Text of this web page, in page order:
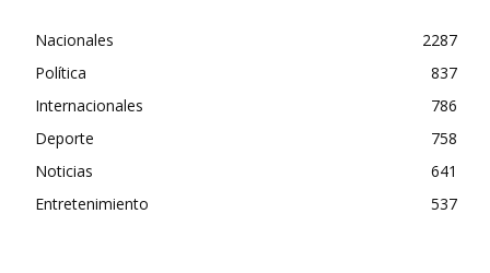
Nacionales
2287
Política
837
Internacionales
786
Deporte
758
Noticias
641
Entretenimiento
537